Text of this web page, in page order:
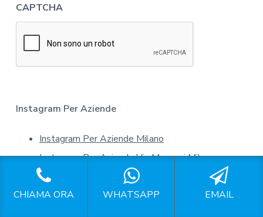
f
o
t
a
l
r
i
c
y
*
CAPTCHA
Instagram Per Aziende
Instagram Per Aziende Milano
Instagram Per Aziende Via Manzoni Milano
Instagram Per Aziende Via Melchiorre Gioia Milano
Instagram Per Aziende Via Novara Milano
CHIAMA ORA WHATSAPP EMAIL